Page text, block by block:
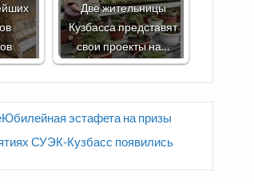
Две жительницы
Кузбасса представят
свои проекты на…
эстафета на призы
СУЭК-Кузбасс появились